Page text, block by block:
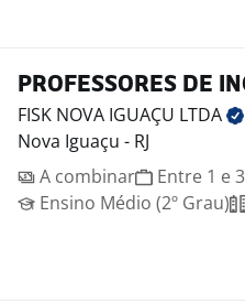
PROFESSORES DE
FISK NOVA IGUAÇU LTDA
Nova Iguaçu - RJ
A combinar
Entre 1 e
Ensino Médio (2º Grau)